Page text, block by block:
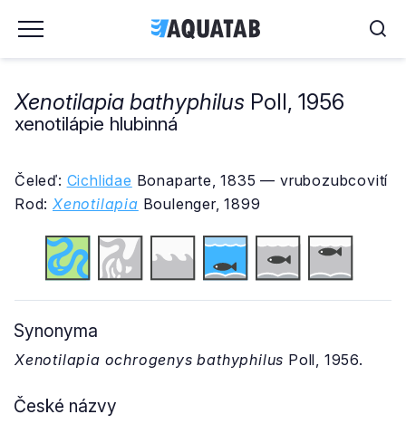
Xenotilapia bathyphilus Poll, 1956
xenotilápie hlubinná
Čeleď: Cichlidae Bonaparte, 1835 — vrubozubcovití
Rod: Xenotilapia Boulenger, 1899
Synonyma
Xenotilapia ochrogenys bathyphilus Poll, 1956.
České názvy